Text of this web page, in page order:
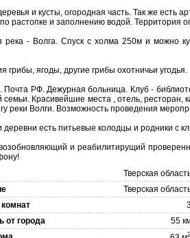
и кусты, огородная часть. Так же есть
растопке и заполнению водой. Территория
- Волга. Спуск с холма 250м и можно
грибы, ягоды, другие грибы охотничьи угодья.
РФ. Дежурная больница. Клуб -
Красивейшие места , отель,
реки Волги. Возможность проведения
есть питьевые колодцы и родники с
и реабилитирущий
Тверская
Тверская
комнат
от города
55
2